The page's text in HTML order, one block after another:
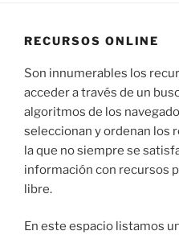
RECURSOS ONLINE
Son innumerables los
acceder a través de un
algoritmos de los
seleccionan y ordenan los
la que no siempre se
información con recursos
libre.
En este espacio listamos